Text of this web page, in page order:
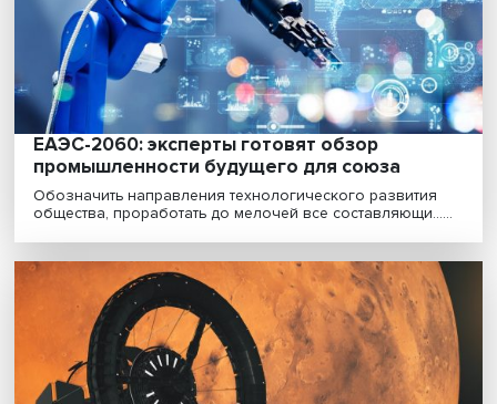
Человек будущего — ЗОЖ, датчики
физактивности и чип-имплант для
стимуляции когнитивной деятельности
Как будет развиваться здравоохранение, с какими
вызовами столкнется образование, как будет